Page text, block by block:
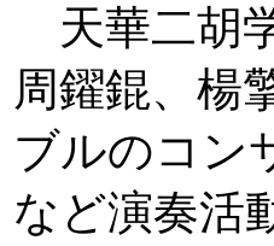
天華二胡
周鑃錕、楊
ブルのコン
など演奏活